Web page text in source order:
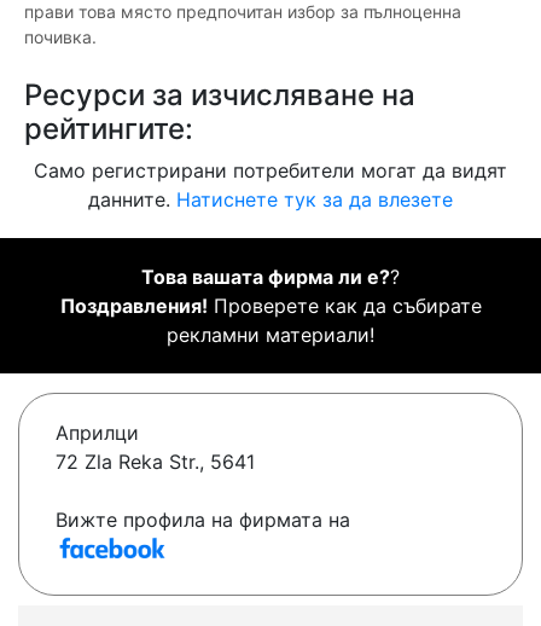
прави това място предпочитан избор за пълноценна
почивка.
Ресурси за изчисляване на
рейтингите:
Само регистрирани потребители могат да видят
данните. Натиснете тук за да влезете
Това вашата фирма ли е??
Поздравления! Проверете как да събирате
рекламни материали!
Априлци
72 Zla Reka Str., 5641
Вижте профила на фирмата на